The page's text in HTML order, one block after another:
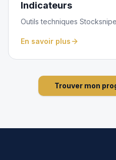
Indicateurs
Outils techniques
En savoir plus
Trouver mon